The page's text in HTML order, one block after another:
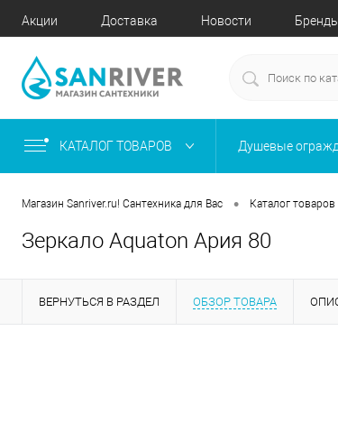
Акции Доставка Новости
КАТАЛОГ ТОВАРОВ Душевые
Магазин Sanriver.ru! Сантехника для Вас • Каталог товаров
Зеркало Aquaton Ария 80
ВЕРНУТЬСЯ В РАЗДЕЛ ОБЗОР ТОВАРА